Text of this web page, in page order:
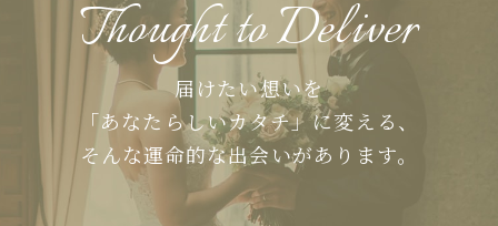
Thought to Deliver
届けたい想いを
「あなたらしいカタチ」に変える、
そんな運命的な出会いがあります。